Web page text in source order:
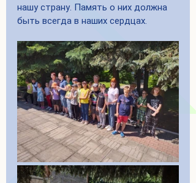
нашу страну. Память о них должна
быть всегда в наших сердцах.